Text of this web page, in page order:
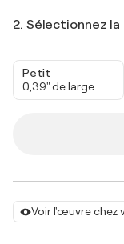
Voir l'œuvre chez
2. Sélectionnez
Petit
0,39" de large